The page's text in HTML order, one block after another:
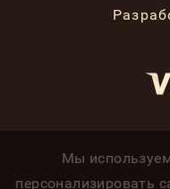
Мы
персонализировать